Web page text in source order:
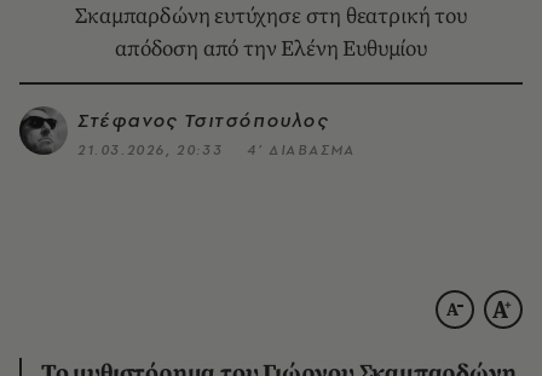
Σκαμπαρδώνη ευτύχησε στη θεατρική του
απόδοση από την Ελένη Ευθυμίου
Στέφανος Τσιτσόπουλος
21.03.2026, 20:33 4’ ΔΙΑΒΑΣΜΑ